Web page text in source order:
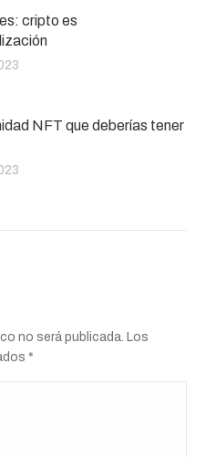
cripto es
NFT que deberías tener
no será publicada. Los
*